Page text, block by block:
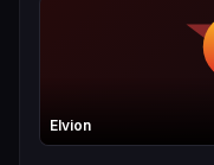
Elvion